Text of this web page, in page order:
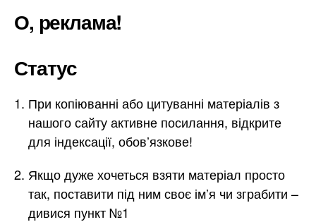
О, реклама!
Статус
При копіюванні або цитуванні матеріалів з
нашого сайту активне посилання, відкрите
для індексації, обов’язкове!
Якщо дуже хочеться взяти матеріал просто
так, поставити під ним своє ім’я чи зграбити –
дивися пункт №1